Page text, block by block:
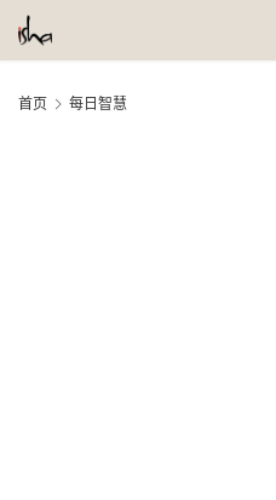
首页 每日智慧